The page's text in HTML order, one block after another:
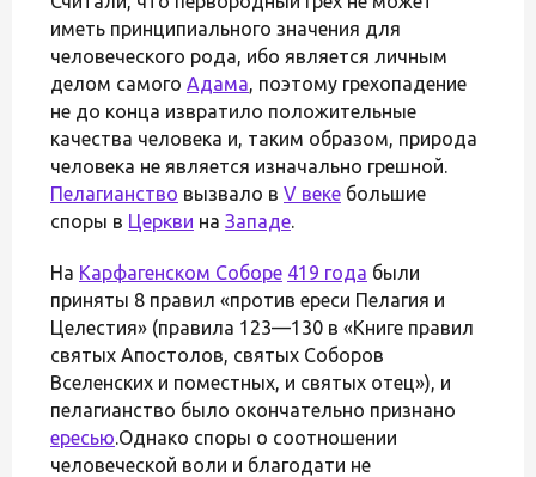
иметь принципиального значения для
человеческого рода, ибо является личным
делом самого Адама, поэтому грехопадение
не до конца извратило положительные
качества человека и, таким образом, природа
человека не является изначально грешной.
Пелагианство вызвало в V веке большие
споры в Церкви на Западе.
На Карфагенском Соборе 419 года были
приняты 8 правил «против ереси Пелагия и
Целестия» (правила 123—130 в «Книге правил
святых Апостолов, святых Соборов
Вселенских и поместных, и святых отец»), и
пелагианство было окончательно признано
ересью.Однако споры о соотношении
человеческой воли и благодати не